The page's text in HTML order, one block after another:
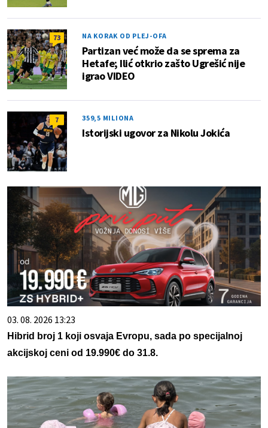
73 NA KORAK OD PLEJ-OFA
Partizan već može da se sprema za
Hetafe; Ilić otkrio zašto Ugrešić nije
igrao VIDEO
7 359,5 MILIONA
Istorijski ugovor za Nikolu Jokića
03. 08. 2026 13:23
Hibrid broj 1 koji osvaja Evropu, sada po specijalnoj
akcijskoj ceni od 19.990€ do 31.8.